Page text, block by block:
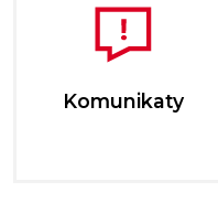
Komunikaty